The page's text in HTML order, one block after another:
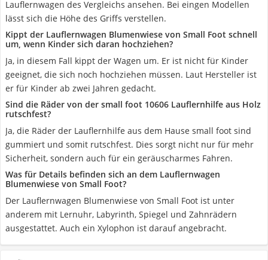
Lauflernwagen des Vergleichs ansehen. Bei eingen Modellen
lässt sich die Höhe des Griffs verstellen.
Kippt der Lauflernwagen Blumenwiese von Small Foot schnell
um, wenn Kinder sich daran hochziehen?
Ja, in diesem Fall kippt der Wagen um. Er ist nicht für Kinder
geeignet, die sich noch hochziehen müssen. Laut Hersteller ist
er für Kinder ab zwei Jahren gedacht.
Sind die Räder von der small foot 10606 Lauflernhilfe aus Holz
rutschfest?
Ja, die Räder der Lauflernhilfe aus dem Hause small foot sind
gummiert und somit rutschfest. Dies sorgt nicht nur für mehr
Sicherheit, sondern auch für ein geräuscharmes Fahren.
Was für Details befinden sich an dem Lauflernwagen
Blumenwiese von Small Foot?
Der Lauflernwagen Blumenwiese von Small Foot ist unter
anderem mit Lernuhr, Labyrinth, Spiegel und Zahnrädern
ausgestattet. Auch ein Xylophon ist darauf angebracht.